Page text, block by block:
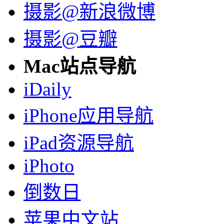
摄影@新浪微博
摄影@豆瓣
Mac站点导航
iDaily
iPhone应用导航
iPad资源导航
iPhoto
倒数日
苹果中文站